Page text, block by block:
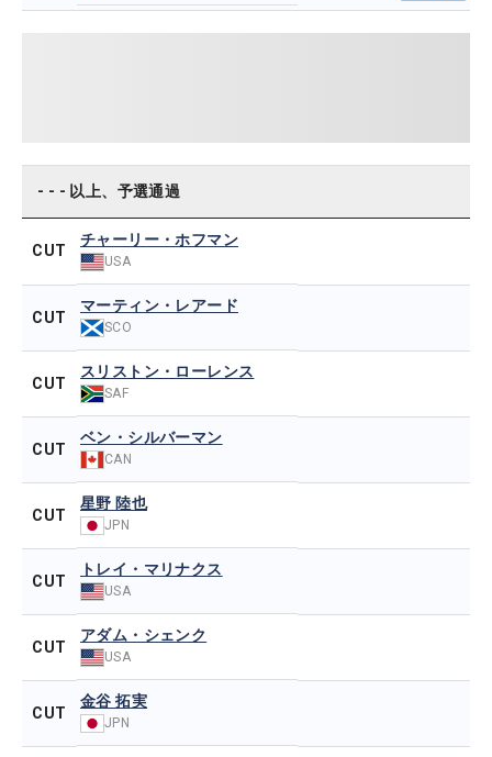
- - - 以上、予選通過
CUT
チャーリー・ホフマン
USA
CUT
マーティン・レアード
SCO
CUT
スリストン・ローレンス
SAF
CUT
ベン・シルバーマン
CAN
CUT
星野 陸也
JPN
CUT
トレイ・マリナクス
USA
CUT
アダム・シェンク
USA
CUT
金谷 拓実
JPN